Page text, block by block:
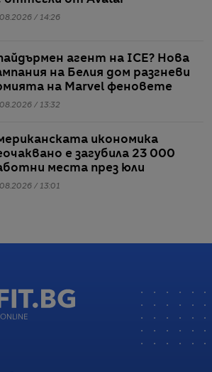
/ 14:26
агент на ICE? Нова
на Белия дом разгневи
на Marvel феновете
/ 13:32
икономика
е загубила 23 000
места през юли
/ 13:01